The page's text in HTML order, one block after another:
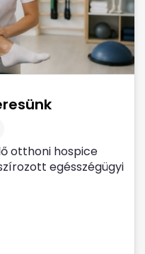
otthoni hospice
egésszégügyi